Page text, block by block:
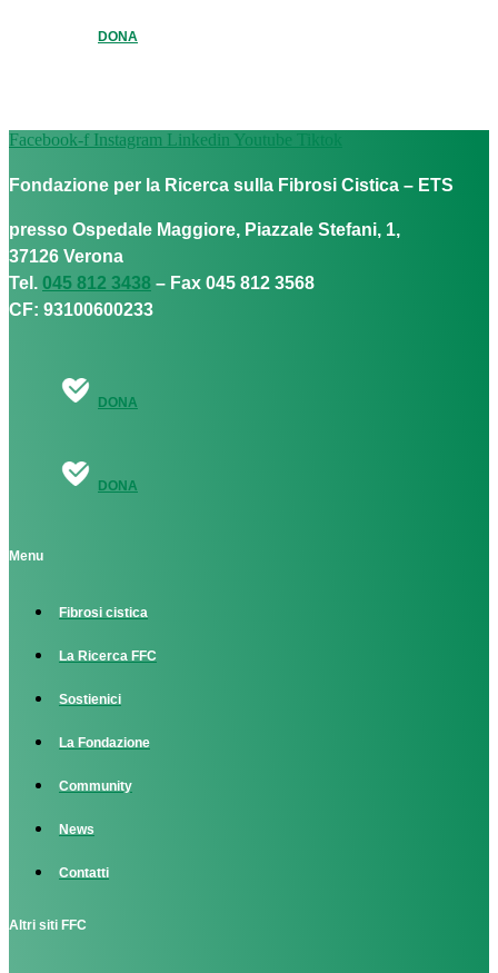
DONA
Facebook-f Instagram Linkedin Youtube Tiktok
Fondazione per la Ricerca sulla Fibrosi Cistica – ETS
presso Ospedale Maggiore, Piazzale Stefani, 1,
37126 Verona
Tel. 045 812 3438 – Fax 045 812 3568
CF: 93100600233
DONA
DONA
Menu
Fibrosi cistica
La Ricerca FFC
Sostienici
La Fondazione
Community
News
Contatti
Altri siti FFC